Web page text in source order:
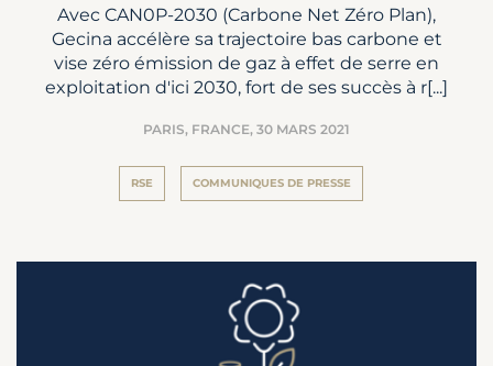
Avec CAN0P-2030 (Carbone Net Zéro Plan),
Gecina accélère sa trajectoire bas carbone et
vise zéro émission de gaz à effet de serre en
exploitation d'ici 2030, fort de ses succès à r[...]
PARIS, FRANCE, 30 MARS 2021
RSE COMMUNIQUES DE PRESSE